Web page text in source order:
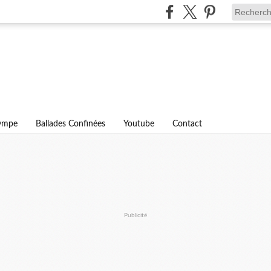
Ballades Confinées Youtube Contact
Publicité